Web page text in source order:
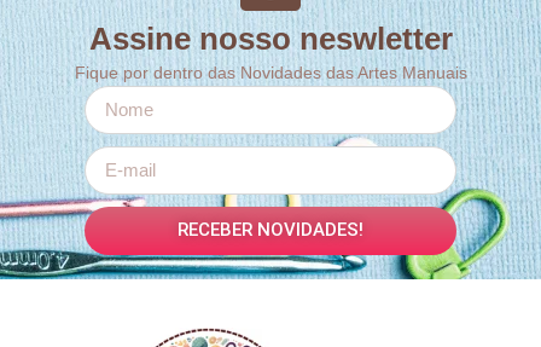
Assine nosso neswletter
Fique por dentro das Novidades das Artes Manuais
RECEBER NOVIDADES!